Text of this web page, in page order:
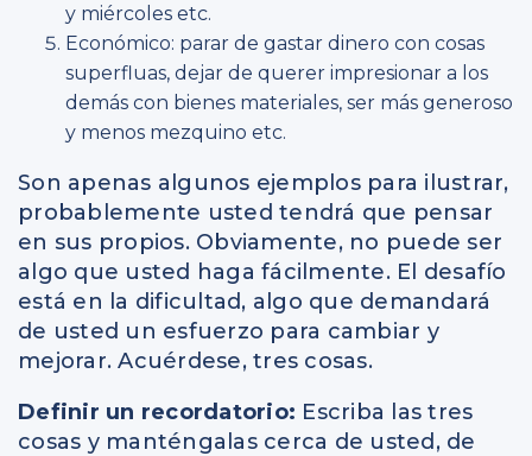
y miércoles etc.
Económico: parar de gastar dinero con cosas
superfluas, dejar de querer impresionar a los
demás con bienes materiales, ser más generoso
y menos mezquino etc.
Son apenas algunos ejemplos para ilustrar,
probablemente usted tendrá que pensar
en sus propios. Obviamente, no puede ser
algo que usted haga fácilmente. El desafío
está en la dificultad, algo que demandará
de usted un esfuerzo para cambiar y
mejorar. Acuérdese, tres cosas.
Definir un recordatorio: Escriba las tres
cosas y manténgalas cerca de usted, de